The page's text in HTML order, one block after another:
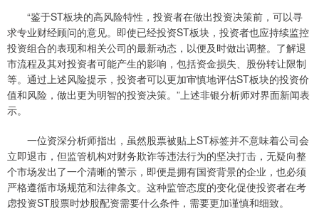
“鉴于ST板块的高风险特性，投资者在做出投资决策前，可以寻
求专业财经顾问的意见。即使已经投资ST板块，投资者也应持续监控
投资组合的表现和相关公司的最新动态，以便及时做出调整。了解退
市流程及其对投资者可能产生的影响，包括资金损失、股份转让限制
等。通过上述风险提示，投资者可以更加审慎地评估ST板块的投资价
值和风险，做出更为明智的投资决策。”上述非银分析师对界面新闻表
示。
一位资深分析师指出，虽然股票被贴上ST标签并不意味着公司会
立即退市，但监管机构对财务欺诈等违法行为的坚决打击，无疑向整
个市场发出了一个清晰的警示，即便是拥有国资背景的企业，也必须
严格遵循市场规范和法律条文。这种监管态度的变化促使投资者在考
虑投资ST股票时炒股配资需要什么条件，需要更加谨慎和细致。